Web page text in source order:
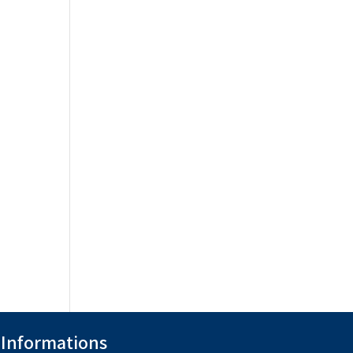
Informations